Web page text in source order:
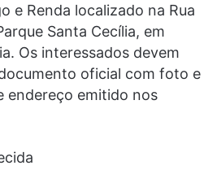
e Renda localizado na Rua
Santa Cecília, em
Os interessados devem
oficial com foto e
endereço emitido nos